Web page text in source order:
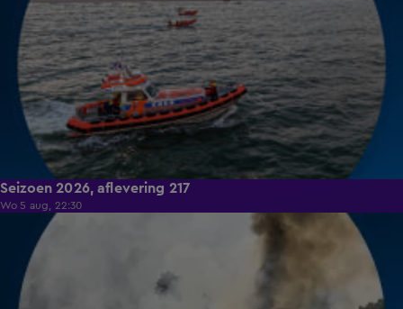
Seizoen 2026, aflevering 217
Wo 5 aug, 22:30